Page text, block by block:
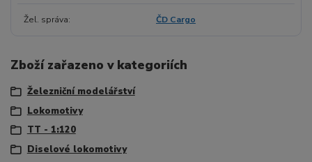
Žel. správa ČD Cargo
Zboží zařazeno v kategoriích
Železniční modelářství
Lokomotivy
TT - 1:120
Diselové lokomotivy